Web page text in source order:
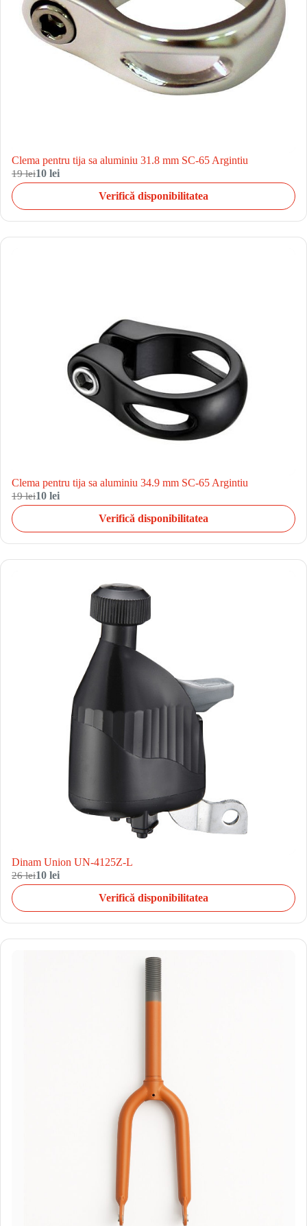
Clema pentru tija sa aluminiu 31.8 mm SC-65 Argintiu
19 lei10 lei
Verifică disponibilitatea
Clema pentru tija sa aluminiu 34.9 mm SC-65 Argintiu
19 lei10 lei
Verifică disponibilitatea
Dinam Union UN-4125Z-L
26 lei10 lei
Verifică disponibilitatea